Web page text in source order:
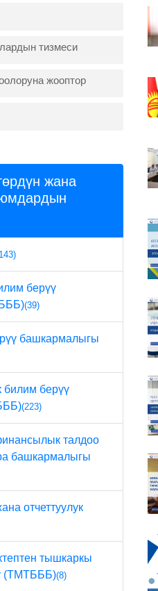
тизмеси
жооптор
жана
берүү
(39)
башкармалыгы
билим берүү
(223)
талдоо
башкармалыгы
отчеттуулук
тышкаркы
(ТМТБББ)(8)